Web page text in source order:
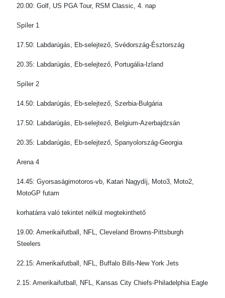
20.00: Golf, US PGA Tour, RSM Classic, 4. nap
Spíler 1
17.50: Labdarúgás, Eb-selejtező, Svédország-Észtország
20.35: Labdarúgás, Eb-selejtező, Portugália-Izland
Spíler 2
14.50: Labdarúgás, Eb-selejtező, Szerbia-Bulgária
17.50: Labdarúgás, Eb-selejtező, Belgium-Azerbajdzsán
20.35: Labdarúgás, Eb-selejtező, Spanyolország-Georgia
Arena 4
14.45: Gyorsaságimotoros-vb, Katari Nagydíj, Moto3, Moto2,
MotoGP futam
korhatárra való tekintet nélkül megtekinthető
19.00: Amerikaifutball, NFL, Cleveland Browns-Pittsburgh
Steelers
22.15: Amerikaifutball, NFL, Buffalo Bills-New York Jets
2.15: Amerikaifutball, NFL, Kansas City Chiefs-Philadelphia Eagle